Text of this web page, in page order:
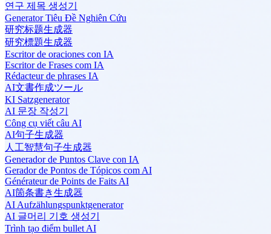
연구 제목 생성기
Generator Tiêu Đề Nghiên Cứu
研究标题生成器
研究標題生成器
Escritor de oraciones con IA
Escritor de Frases com IA
Rédacteur de phrases IA
AI文書作成ツール
KI Satzgenerator
AI 문장 작성기
Công cụ viết câu AI
AI句子生成器
人工智慧句子生成器
Generador de Puntos Clave con IA
Gerador de Pontos de Tópicos com AI
Générateur de Points de Faits AI
AI箇条書き生成器
AI Aufzählungspunktgenerator
AI 글머리 기호 생성기
Trình tạo điểm bullet AI